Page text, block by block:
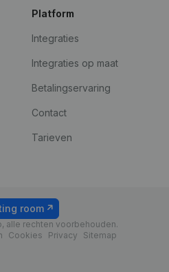
Platform
Integraties
Integraties op maat
Betalingservaring
Contact
Tarieven
alle rechten voorbehouden.
Cookies Privacy Sitemap
room